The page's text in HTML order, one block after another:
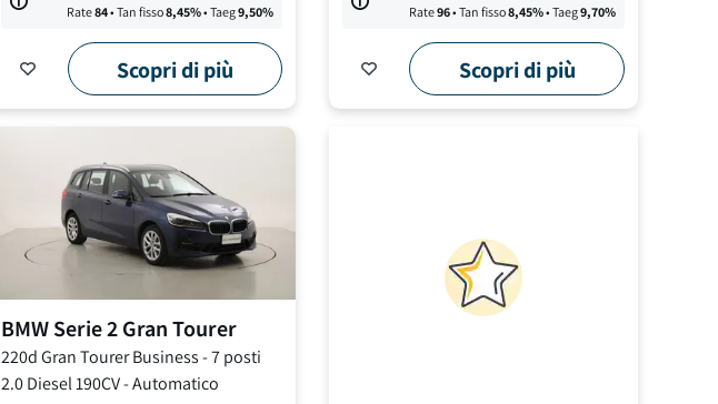
Rate84• Tan fisso8,45%• Taeg9,50%
Scopri di più
Rate96• Tan fisso8,45%• Taeg9,70%
Scopri di più
BMWSerie 2 Gran Tourer
220d Gran Tourer Business - 7 posti
2.0 Diesel 190CV-Automatico